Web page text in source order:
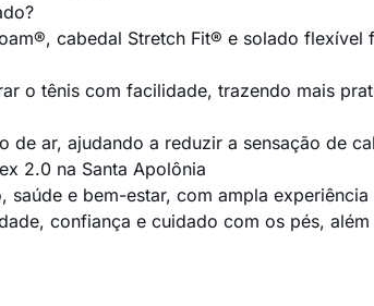
cabedal Stretch Fit® e solado
o tênis com facilidade, trazendo mais
de ar, ajudando a reduzir a sensação de
2.0 na Santa Apolônia
e bem-estar, com ampla
confiança e cuidado com os pés,